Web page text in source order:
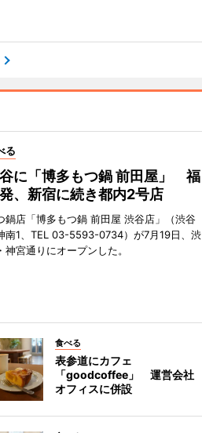
る
に「博多もつ鍋 前田屋」 福
、新宿に続き都内2号店
鍋店「博多もつ鍋 前田屋 渋谷店」（渋谷
南1、TEL 03-5593-0734）が7月19日、渋
神宮通りにオープンした。
食べる
表参道にカフェ
「goodcoffee」 運営会社
オフィスに併設